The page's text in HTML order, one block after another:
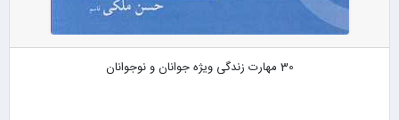
30 مهارت زندگی ویژه جوانان و نوجوانان